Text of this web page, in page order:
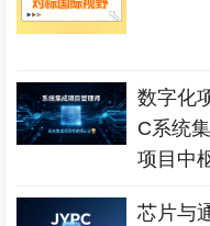
数字化
C系统
项目中
芯片与